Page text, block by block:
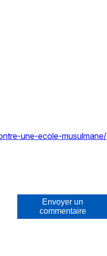
une-ecole-musulmane/
Envoyer un
commentaire